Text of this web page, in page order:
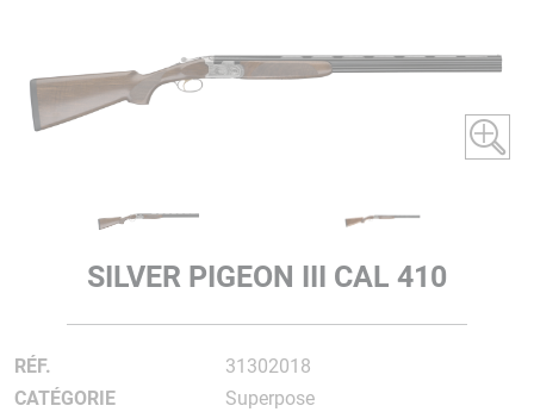
SILVER PIGEON III CAL 410
RÉF.
31302018
CATÉGORIE
Superpose